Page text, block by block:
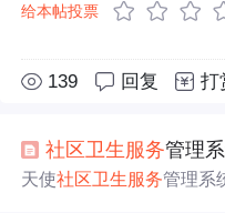
给本帖投票
139 回复 打
社区卫生 服务管理
天使社区卫生服务管理系